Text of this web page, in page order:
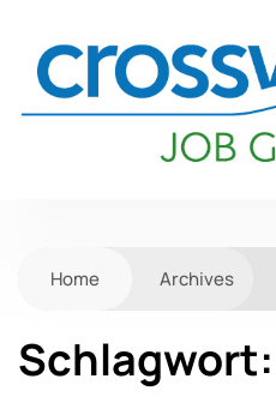
Home Archives
Schlagwort: